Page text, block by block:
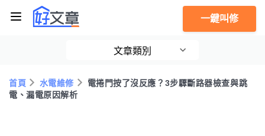
一鍵叫修
文章類別
首頁 水電維修
電捲門按了沒反應？3步驟斷路器檢查與跳
電、漏電原因解析